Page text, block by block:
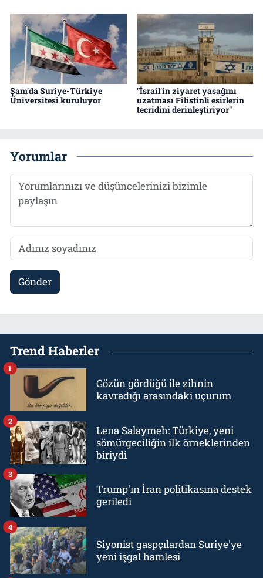
Şam'da Suriye-Türkiye
Üniversitesi kuruluyor
"İsrail'in ziyaret yasağını
uzatması Filistinli esirlerin
tecridini derinleştiriyor"
Yorumlar
Gönder
Trend Haberler
Gözün gördüğü ile zihnin
kavradığı arasındaki uçurum
1
Lena Salaymeh: Türkiye, yeni
sömürgeciliğin ilk örneklerinden
biriydi
2
Trump'ın İran politikasına destek
geriledi
3
Siyonist gaspçılardan Suriye'ye
yeni işgal hamlesi
4